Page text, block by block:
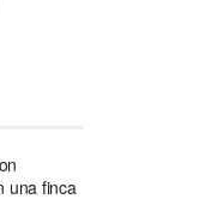
una finca